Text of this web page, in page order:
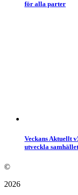
för alla parter
Veckans Aktuellt
utveckla
©
2026